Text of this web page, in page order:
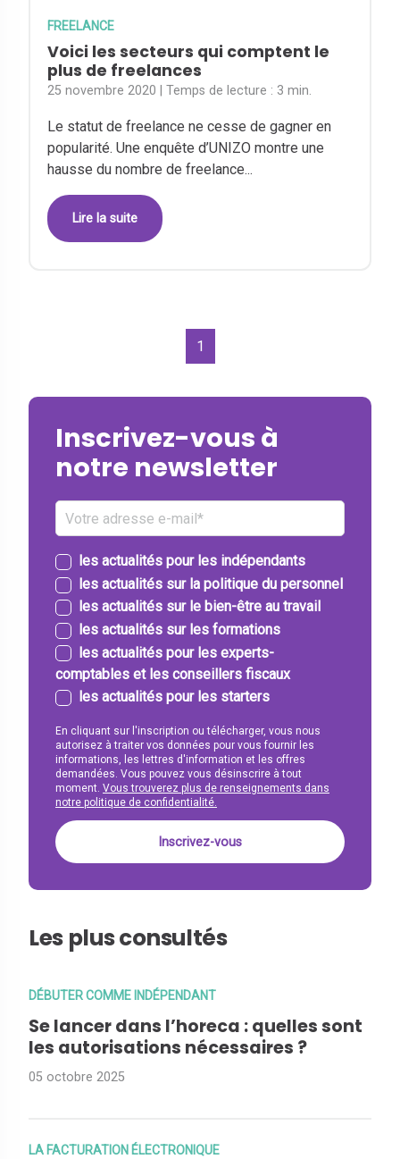
FREELANCE
Voici les secteurs qui comptent le
plus de freelances
25 novembre 2020 | Temps de lecture : 3 min.
Le statut de freelance ne cesse de gagner en
popularité. Une enquête d’UNIZO montre une
hausse du nombre de freelance...
Lire la suite
1
Inscrivez-vous à
notre newsletter
les actualités pour les indépendants
les actualités sur la politique du personnel
les actualités sur le bien-être au travail
les actualités sur les formations
les actualités pour les experts-
comptables et les conseillers fiscaux
les actualités pour les starters
En cliquant sur l'inscription ou télécharger, vous nous
autorisez à traiter vos données pour vous fournir les
informations, les lettres d'information et les offres
demandées. Vous pouvez vous désinscrire à tout
moment. Vous trouverez plus de renseignements dans
notre politique de confidentialité.
Les plus consultés
DÉBUTER COMME INDÉPENDANT
Se lancer dans l’horeca : quelles sont
les autorisations nécessaires ?
05 octobre 2025
LA FACTURATION ÉLECTRONIQUE